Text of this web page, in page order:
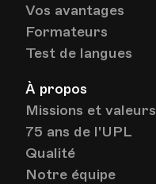
Vos avantages
Formateurs
Test de langues
À propos
Missions et valeurs
75 ans de l'UPL
Qualité
Notre équipe